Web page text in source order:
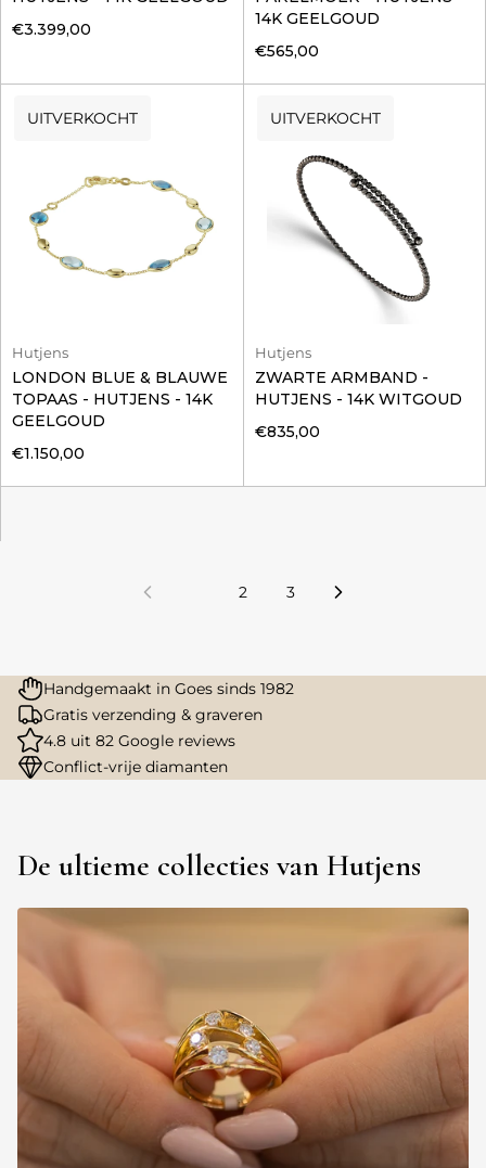
€3.399,00
14K GEELGOUD
€565,00
UITVERKOCHT
Hutjens
LONDON BLUE & BLAUWE
TOPAAS - HUTJENS - 14K
GEELGOUD
€1.150,00
UITVERKOCHT
Hutjens
ZWARTE ARMBAND -
HUTJENS - 14K WITGOUD
€835,00
2 3
Handgemaakt in Goes sinds 1982
Gratis verzending & graveren
4.8 uit 82 Google reviews
Conflict-vrije diamanten
De ultieme collecties van Hutjens